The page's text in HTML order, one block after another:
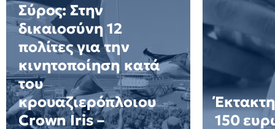
Σύρος: Στην
δικαιοσύνη 12
πολίτες για την
κινητοποίηση κατά
του
κρουαζιερόπλοιου
Crown Iris –
150